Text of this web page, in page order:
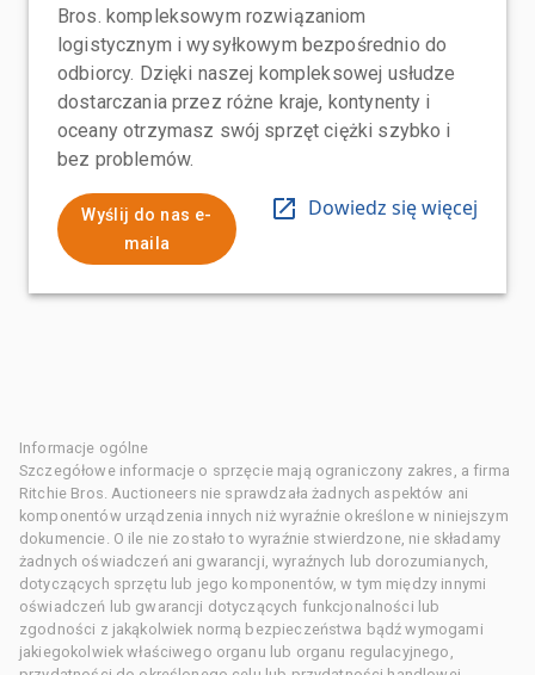
Bros. kompleksowym rozwiązaniom
logistycznym i wysyłkowym bezpośrednio do
odbiorcy. Dzięki naszej kompleksowej usłudze
dostarczania przez różne kraje, kontynenty i
oceany otrzymasz swój sprzęt ciężki szybko i
bez problemów.
Wyślij do nas e-
maila
Dowiedz się więcej
Informacje ogólne
Szczegółowe informacje o sprzęcie mają ograniczony zakres, a firma
Ritchie Bros. Auctioneers nie sprawdzała żadnych aspektów ani
komponentów urządzenia innych niż wyraźnie określone w niniejszym
dokumencie. O ile nie zostało to wyraźnie stwierdzone, nie składamy
żadnych oświadczeń ani gwarancji, wyraźnych lub dorozumianych,
dotyczących sprzętu lub jego komponentów, w tym między innymi
oświadczeń lub gwarancji dotyczących funkcjonalności lub
zgodności z jakąkolwiek normą bezpieczeństwa bądź wymogami
jakiegokolwiek właściwego organu lub organu regulacyjnego,